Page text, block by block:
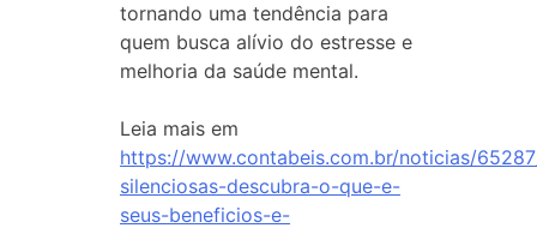
tornando uma tendência para
quem busca alívio do estresse e
melhoria da saúde mental.
Leia mais em
https://www.contabeis.com.br/noticias/
silenciosas-descubra-o-que-e-
seus-beneficios-e-